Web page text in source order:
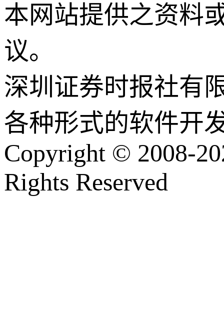
本网站提供之资料
议。
深圳证券时报社有
各种形式的软件开
Copyright © 2008-
Rights Reserved